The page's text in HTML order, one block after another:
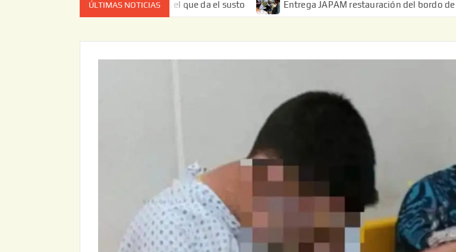
ÚLTIMAS NOTICIAS
estado de cuenta el que da el susto Entrega JAPAM restauración del bordo de regulación en el Ejido